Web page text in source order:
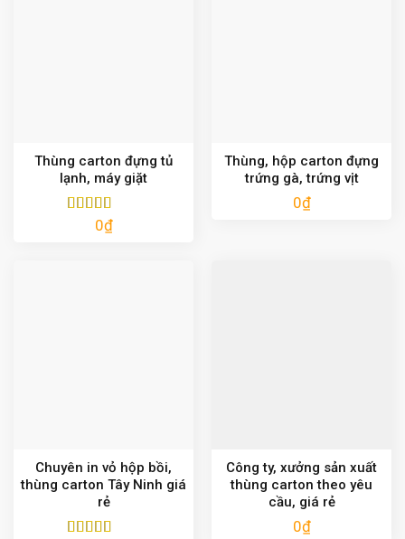
Thùng carton đựng tủ
lạnh, máy giặt
Được xếp
0₫
Thùng, hộp carton đựng
trứng gà, trứng vịt
0₫
Chuyên in vỏ hộp bồi,
thùng carton Tây Ninh giá
rẻ
Công ty, xưởng sản xuất
thùng carton theo yêu
cầu, giá rẻ
0₫